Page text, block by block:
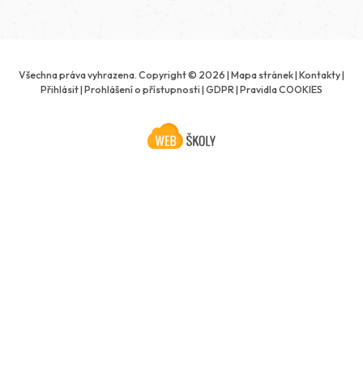
Všechna práva vyhrazena. Copyright © 2026 | Mapa stránek| Kontakty|
Přihlásit| Prohlášení o přístupnosti | GDPR| Pravidla COOKIES